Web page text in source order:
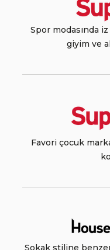
Spor modasında
giyim ve
Favori çocuk
Sokak stiline